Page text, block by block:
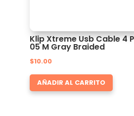
Klip Xtreme Usb Cable 4
05 M Gray Braided
$10.00
AÑADIR AL CARRITO